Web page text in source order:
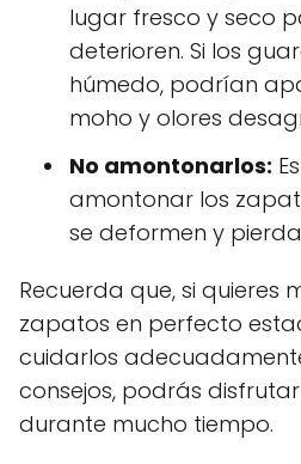
lugar fresco y seco
deterioren. Si los
húmedo, podrían
moho y olores
No amontonarlos:
amontonar los
se deformen y
Recuerda que, si quieres
zapatos en perfecto
cuidarlos
consejos, podrás
durante mucho tiempo.